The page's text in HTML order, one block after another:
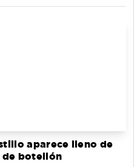
aparece lleno de
de botellón